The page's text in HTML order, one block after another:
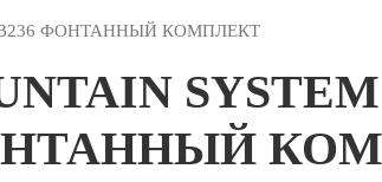
B236 ФОНТАННЫЙ КОМПЛЕКТ